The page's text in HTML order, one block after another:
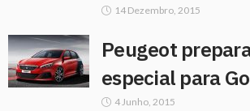
14 Dezembro, 2015
Peugeot
especial para
4 Junho, 2015